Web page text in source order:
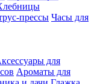
прессы Часы для
для
Ароматы для